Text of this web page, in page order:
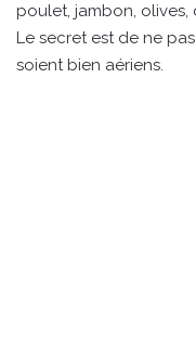
poulet, jambon, olives,
Le secret est de ne
soient bien aériens.